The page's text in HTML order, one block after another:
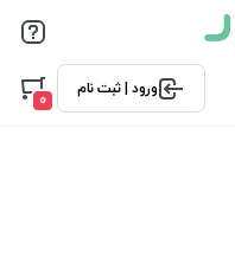
ورود | ثبت نام
0